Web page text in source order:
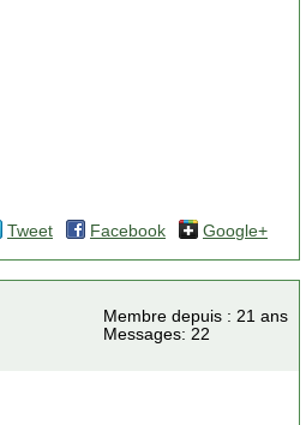
Tweet Facebook Google+
Membre depuis : 21 ans
Messages: 22